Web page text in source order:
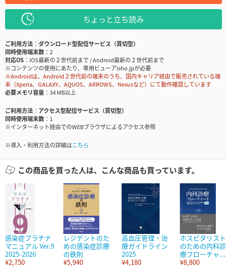
ちょっと立ち読み
ご利用方法
ダウンロード型配信サービス（買切型）
同時使用端末数
2
対応OS
iOS最新の２世代前まで / Android最新の２世代前まで
※コンテンツの使用にあたり、専用ビューアisho.jpが必要
※Androidは、Android２世代前の端末のうち、国内キャリア経由で販売されている端
末（Xperia、GALAXY、AQUOS、ARROWS、Nexusなど）にて動作確認しています
必要メモリ容量
34 MB以上
ご利用方法
アクセス型配信サービス（買切型）
同時使用端末数
1
※インターネット経由でのWEBブラウザによるアクセス参照
※導入・利用方法の詳細はこちら
この商品を買った人は、こんな商品も買っています。
感染症プラチナ
マニュアル Ver.9
2025-2026
¥2,750
レジデントのた
めの感染症診療
の鉄則
¥5,940
高血圧管理・治
療ガイドライン
2025
¥4,180
ホスピタリスト
のための内科診
療フローチャ...
¥8,800